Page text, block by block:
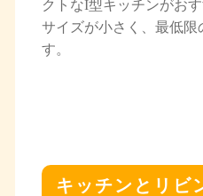
クトなI型キッチンがお
サイズが小さく、最低限
す。
キッチンとリビ